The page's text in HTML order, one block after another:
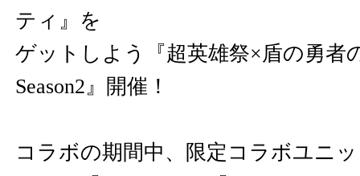
ティ』を
ゲットしよう『超英雄祭×盾の勇者
Season2』開催！
コラボの期間中、限定コラボユニ